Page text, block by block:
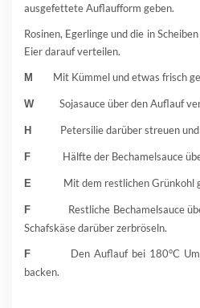
ausgefettete Auflaufform geben.
Rosinen, Egerlinge und die in
Eier darauf verteilen.
M Mit Kümmel und etwas frisch
W Sojasauce über den Auflauf
H Petersilie darüber streuen
F Hälfte der Bechamelsauce
E Mit dem restlichen Grünkohl
F Restliche Bechamelsauce
Schafskäse darüber zerbröseln.
F Den Auflauf bei 180°C
backen.